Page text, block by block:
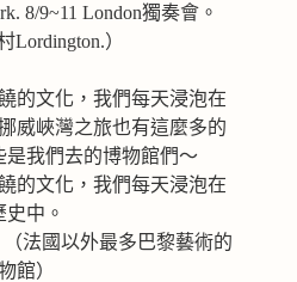
8/9~11 London獨奏會。
Lordington.）
的文化，我們每天浸泡在
威峽灣之旅也有這麼多的
我們去的博物館們～
的文化，我們每天浸泡在
中。
法國以外最多巴黎藝術的
館）